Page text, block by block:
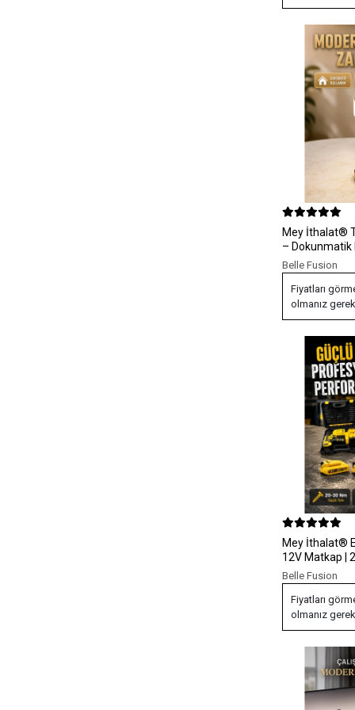
Mey İthalat®
– Dokunmatik
Kullanım,
Belle Fusion
Fiyatları
olmanız
Mey İthalat®
12V Matkap |
Aydınlatmalı
Belle Fusion
Fiyatları
olmanız